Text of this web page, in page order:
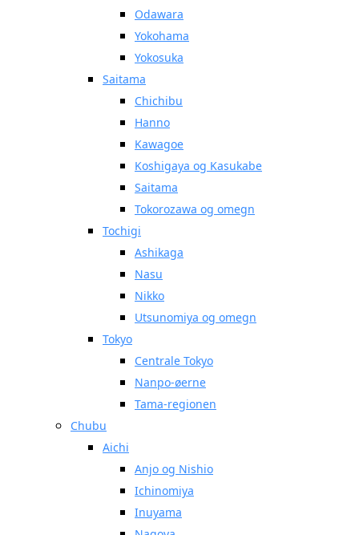
Odawara
Yokohama
Yokosuka
Saitama
Chichibu
Hanno
Kawagoe
Koshigaya og Kasukabe
Saitama
Tokorozawa og omegn
Tochigi
Ashikaga
Nasu
Nikko
Utsunomiya og omegn
Tokyo
Centrale Tokyo
Nanpo-øerne
Tama-regionen
Chubu
Aichi
Anjo og Nishio
Ichinomiya
Inuyama